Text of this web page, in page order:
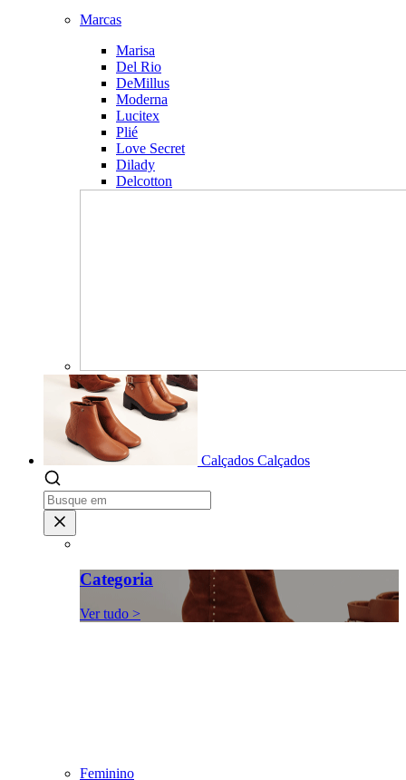
Marcas
Marisa
Del Rio
DeMillus
Moderna
Lucitex
Plié
Love Secret
Dilady
Delcotton
Calçados Calçados
Categoria
Ver tudo >
Feminino